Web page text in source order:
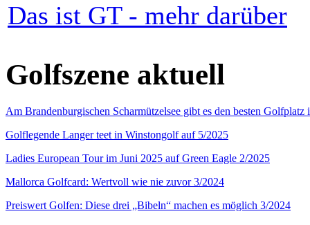
Das ist GT - mehr darüber
Golfszene aktuell
Am Brandenburgischen Scharmützelsee gibt es den besten
Golflegende Langer teet in Winstongolf auf 5/2025
Ladies European Tour im Juni 2025 auf Green Eagle 2/2025
Mallorca Golfcard: Wertvoll wie nie zuvor 3/2024
Preiswert Golfen: Diese drei „Bibeln“ machen es möglich 3/2024